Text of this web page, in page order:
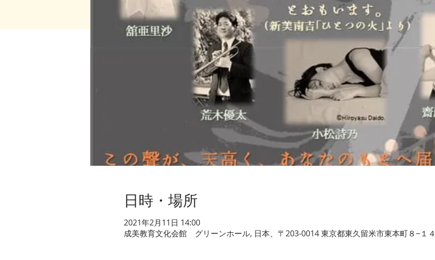
日時・場所
2021年2月11日 14:00
成美教育文化会館 グリーンホール, 日本、〒203-0014 東京都東久留米市東本町８−１４